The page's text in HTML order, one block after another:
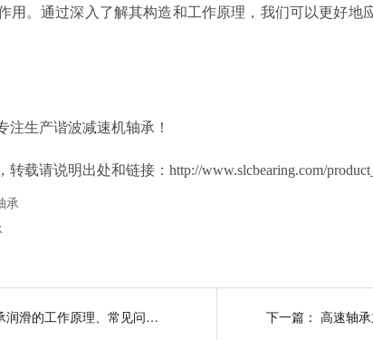
用。通过深入了解其构造和工作原理，我们可以更好地
注生产谐波减速机轴承！
载请说明出处和链接：http://www.slcbearing.com/
承
详解电机轴承润滑的工作原理、常见问题及解决措施！ 下一篇： 高速轴